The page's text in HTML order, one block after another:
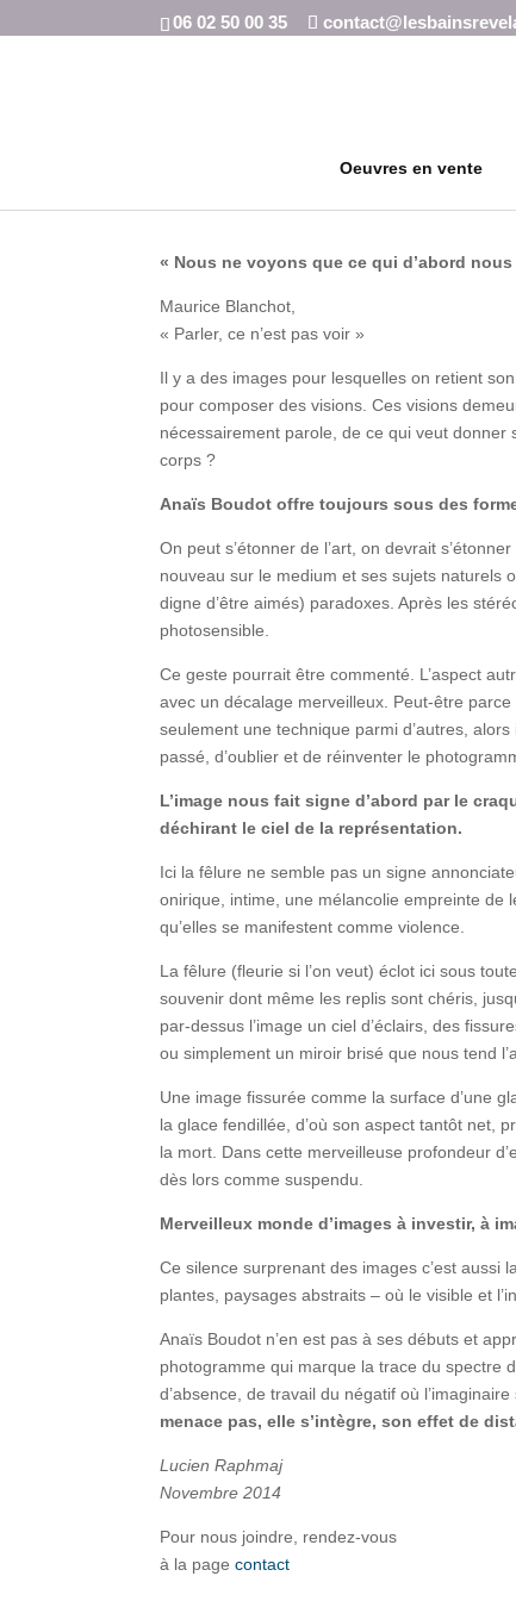
06 02 50 00 35
Oeuvres en vente
« Nous ne voyons que ce qui d’abord nous
Maurice Blanchot,
« Parler, ce n’est pas voir »
Il y a des images pour lesquelles on retient
pour composer des visions. Ces visions
nécessairement parole, de ce qui veut
corps ?
Anaïs Boudot offre toujours sous des
On peut s’étonner de l’art, on devrait
nouveau sur le medium et ses sujets naturels
digne d’être aimés) paradoxes. Après les
photosensible.
Ce geste pourrait être commenté. L’aspect
avec un décalage merveilleux. Peut-être
seulement une technique parmi d’autres,
passé, d’oublier et de réinventer le
L’image nous fait signe d’abord par le
déchirant le ciel de la représentation.
Ici la fêlure ne semble pas un signe
onirique, intime, une mélancolie empreinte de
qu’elles se manifestent comme violence.
La fêlure (fleurie si l’on veut) éclot ici sous
souvenir dont même les replis sont chéris,
par-dessus l’image un ciel d’éclairs, des
ou simplement un miroir brisé que nous tend
Une image fissurée comme la surface d’une
la glace fendillée, d’où son aspect tantôt net,
la mort. Dans cette merveilleuse profondeur
dès lors comme suspendu.
Merveilleux monde d’images à investir, à
Ce silence surprenant des images c’est aussi
plantes, paysages abstraits – où le visible et
Anaïs Boudot n’en est pas à ses débuts et
photogramme qui marque la trace du spectre
d’absence, de travail du négatif où
menace pas, elle s’intègre, son effet de
Lucien Raphmaj
Novembre 2014
Pour nous joindre, rendez-vous
à la pagecontact